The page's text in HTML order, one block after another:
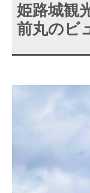
姫路城
前丸のビ